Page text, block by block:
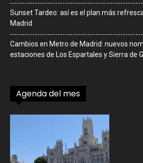
Sunset Tardeo: así es el plan más
Madrid
Cambios en Metro de Madrid: nuevos
estaciones de Los Espartales y Sierra de
Agenda del mes